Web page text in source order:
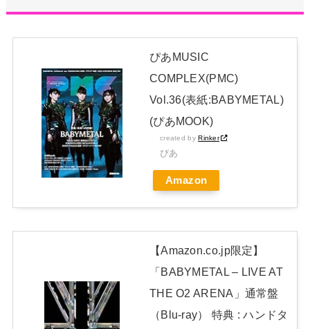
な違いあったの知りませんでした」
【朗報】高瀬くるみ＆浅倉樹々がランチ「ききちゃんって呼ん
で？今日から友達ね！」
日本独自企画・限定生産盤「METAL FORTH (DELUXE
JAPAN EDITION)」着弾
【BABYMETAL】METAL FORTH DELUXE JAPAN EDITION
ぴあMUSIC
COMPLEX(PMC)
Vol.36(表紙:BABYMETAL)
(ぴあMOOK)
created by Rinker
ぴあ
Amazon
【Amazon.co.jp限定】
「BABYMETAL – LIVE AT
THE O2 ARENA」通常盤
（Blu-ray） 特典 : ハンドタ